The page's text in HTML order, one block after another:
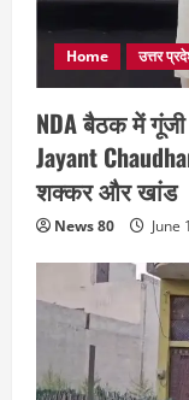
Home उत्तर
NDA बैठक में
Jayant
शक्कर और खांड
News 80 June